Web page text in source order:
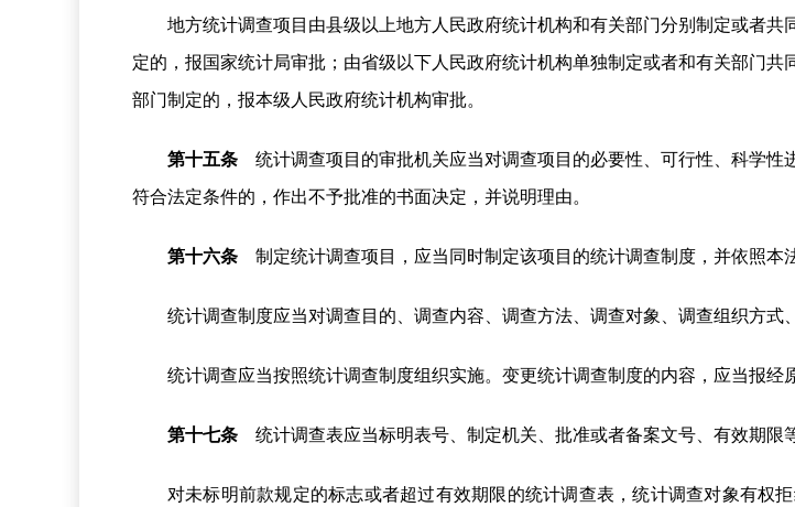
地方统计调查项目由县级以上地方人民政府统计机构和有关部门分别制定或者
定的，报国家统计局审批；由省级以下人民政府统计机构单独制定或者和有关部门
部门制定的，报本级人民政府统计机构审批。
第十五条 统计调查项目的审批机关应当对调查项目的必要性、可行性、科学
符合法定条件的，作出不予批准的书面决定，并说明理由。
第十六条 制定统计调查项目，应当同时制定该项目的统计调查制度，并依照本
统计调查制度应当对调查目的、调查内容、调查方法、调查对象、调查组织方式
统计调查应当按照统计调查制度组织实施。变更统计调查制度的内容，应当报经
第十七条 统计调查表应当标明表号、制定机关、批准或者备案文号、有效期限
对未标明前款规定的标志或者超过有效期限的统计调查表，统计调查对象有权